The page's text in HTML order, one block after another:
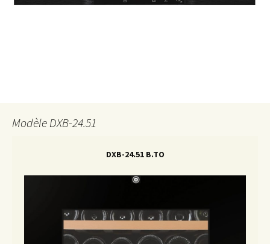
Modèle DXB-24.51
DXB-24.51 B.TO